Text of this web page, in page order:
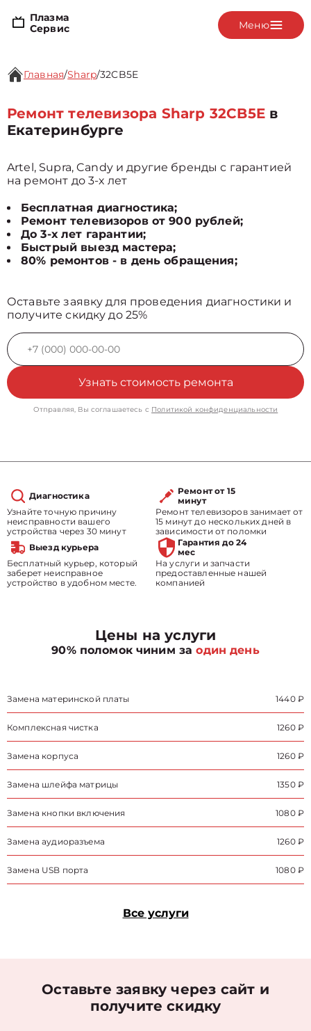
Плазма
Сервис
Меню
Главная/Sharp/32CB5E
Ремонт телевизора Sharp 32CB5E в
Екатеринбурге
Artel, Supra, Candy и другие бренды с гарантией
на ремонт до 3-х лет
Бесплатная диагностика;
Ремонт телевизоров от 900 рублей;
До 3-х лет гарантии;
Быстрый выезд мастера;
80% ремонтов - в день обращения;
Оставьте заявку для проведения диагностики и
получите скидку до 25%
Узнать стоимость ремонта
Отправляя, Вы соглашаетесь с Политикой конфиденциальности
Диагностика
Узнайте точную причину
неисправности вашего
устройства через 30 минут
Ремонт от 15
минут
Ремонт телевизоров занимает от
15 минут до нескольких дней в
зависимости от поломки
Выезд курьера
Бесплатный курьер, который
заберет неисправное
устройство в удобном месте.
Гарантия до 24
мес
На услуги и запчасти
предоставленные нашей
компанией
Цены на услуги
90% поломок чиним заодин день
Замена материнской платы 1440 ₽
Комплексная чистка 1260 ₽
Замена корпуса 1260 ₽
Замена шлейфа матрицы 1350 ₽
Замена кнопки включения 1080 ₽
Замена аудиоразъема 1260 ₽
Замена USB порта 1080 ₽
Все услуги
Оставьте заявку через сайт и
получите скидку